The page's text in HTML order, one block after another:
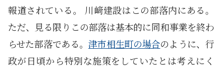
報道されている。 川﨑建設はこの部落内にある。
ただ、見る限りこの部落は基本的に同和事業を終わ
らせた部落である。津市相生町の場合のように、行
政が日頃から特別な施策をしていたとは考えにく